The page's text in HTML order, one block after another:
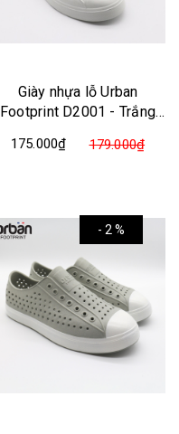
Giày nhựa lỗ Urban
Footprint D2001 - Trắng
175.000₫ 179.000₫
- 2 %